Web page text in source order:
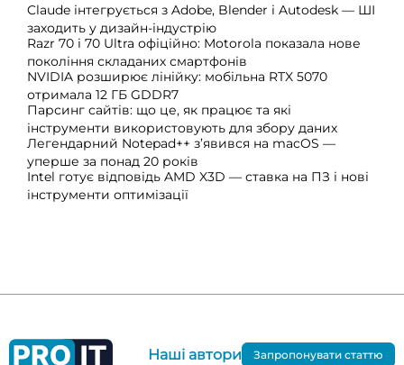
Claude інтегрується з Adobe, Blender і Autodesk — ШІ
заходить у дизайн-індустрію
Razr 70 і 70 Ultra офіційно: Motorola показала нове
покоління складаних смартфонів
NVIDIA розширює лінійку: мобільна RTX 5070
отримала 12 ГБ GDDR7
Парсинг сайтів: що це, як працює та які
інструменти використовують для збору даних
Легендарний Notepad++ з’явився на macOS —
уперше за понад 20 років
Intel готує відповідь AMD X3D — ставка на ПЗ і нові
інструменти оптимізації
Наші автори Запропонувати статтю